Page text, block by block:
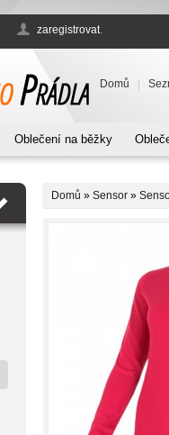
zaregistrovat.
Domů
Oblečení na běžky
Domů » Sensor »